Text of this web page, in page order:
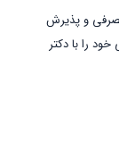
مصرفی و پذیرش
را با دکتر